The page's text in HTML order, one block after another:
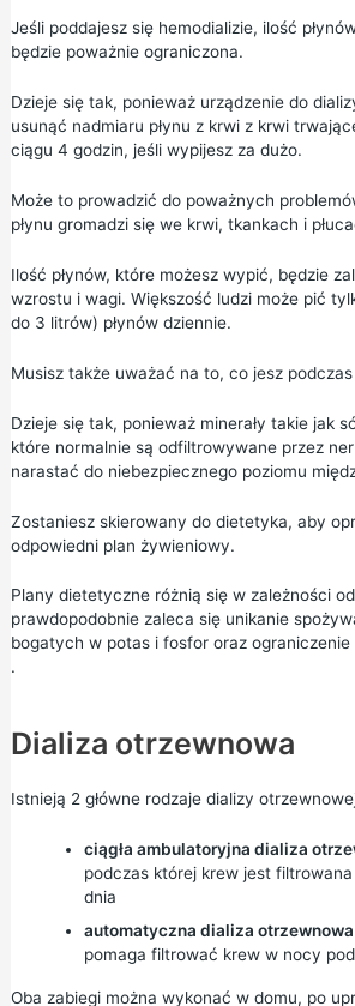
Jeśli poddajesz się hemodializie, ilość
będzie poważnie ograniczona.
Dzieje się tak, ponieważ urządzenie do
usunąć nadmiaru płynu z krwi z krwi
ciągu 4 godzin, jeśli wypijesz za dużo.
Może to prowadzić do poważnych
płynu gromadzi się we krwi, tkankach i
Ilość płynów, które możesz wypić, będzie
wzrostu i wagi. Większość ludzi może pić
do 3 litrów) płynów dziennie.
Musisz także uważać na to, co jesz
Dzieje się tak, ponieważ minerały takie jak
które normalnie są odfiltrowywane przez
narastać do niebezpiecznego poziomu
Zostaniesz skierowany do dietetyka, aby
odpowiedni plan żywieniowy.
Plany dietetyczne różnią się w zależności
prawdopodobnie zaleca się unikanie
bogatych w potas i fosfor oraz ograniczenie
.
Dializa otrzewnowa
Istnieją 2 główne rodzaje dializy
ciągła ambulatoryjna dializa
podczas której krew jest
dnia
automatyczna dializa otrzewnowa
pomaga filtrować krew w nocy
Oba zabiegi można wykonać w domu, po